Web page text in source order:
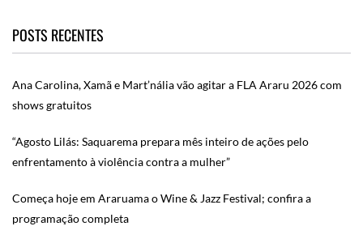
POSTS RECENTES
Ana Carolina, Xamã e Mart’nália vão agitar a FLA Araru 2026 com
shows gratuitos
“Agosto Lilás: Saquarema prepara mês inteiro de ações pelo
enfrentamento à violência contra a mulher”
Começa hoje em Araruama o Wine & Jazz Festival; confira a
programação completa